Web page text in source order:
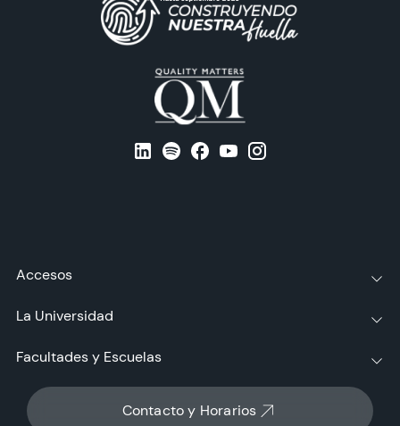
Contacto y Horarios
Accesos
La Universidad
Facultades y Escuelas